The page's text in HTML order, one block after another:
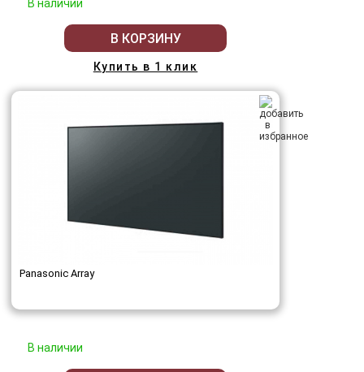
В наличии
В КОРЗИНУ
Купить в 1 клик
Panasonic Array
В наличии